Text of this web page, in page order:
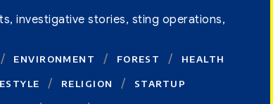
investigative stories, sting operations,
ENVIRONMENT FOREST HEALTH
RELIGION STARTUP